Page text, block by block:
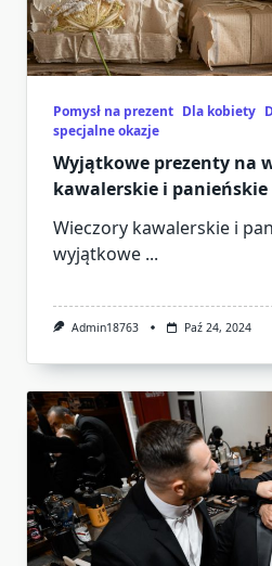
Pomysł na prezent Dla kobiety
specjalne okazje
Wyjątkowe prezenty na
kawalerskie i panieńskie
Wieczory kawalerskie i
wyjątkowe ...
Admin18763 Paź 24, 2024